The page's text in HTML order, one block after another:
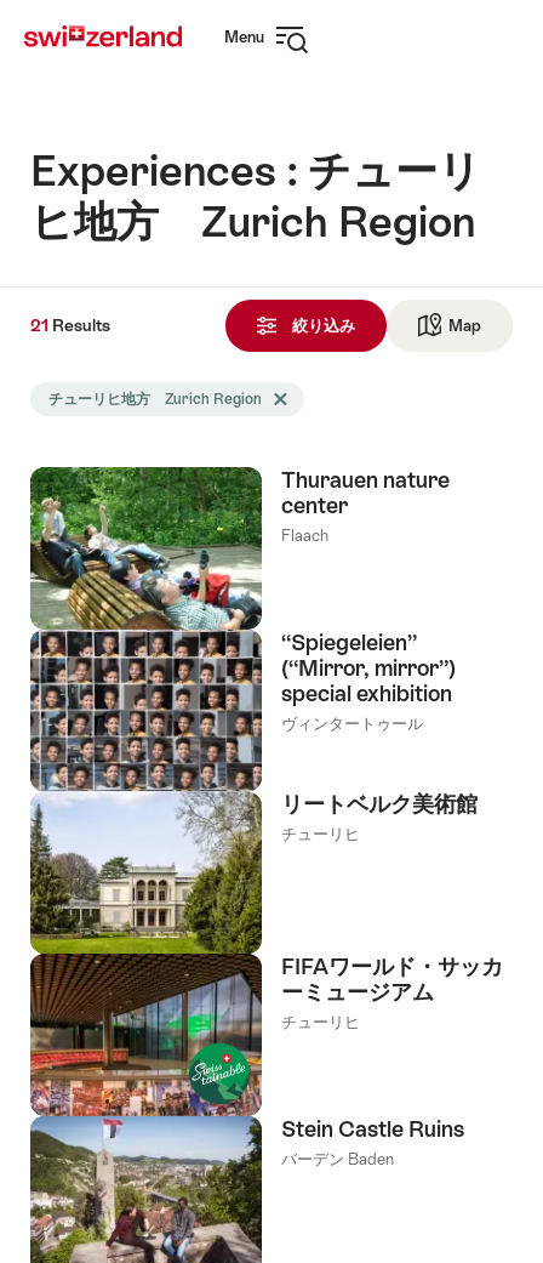
navigation
Menu
Experiences : チューリ
ヒ地方 Zurich Region
Results
絞り込み Map
21 Results
filtered
following
tags
チューリヒ地方 Zurich Region Delete チューリヒ地方 Zurich Region
Thurauen nature
center
Flaach
“Spiegeleien”
(“Mirror, mirror”)
special exhibition
ヴィンタートゥール
リートベルク美術館
チューリヒ
FIFAワールド・サッカ
ーミュージアム
チューリヒ
Stein Castle Ruins
バーデン Baden